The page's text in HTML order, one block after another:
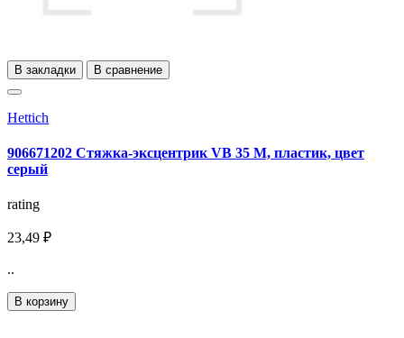
В закладки В сравнение
Hettich
906671202 Стяжка-эксцентрик VB 35 M, пластик, цвет
серый
rating
23,49 ₽
..
В корзину